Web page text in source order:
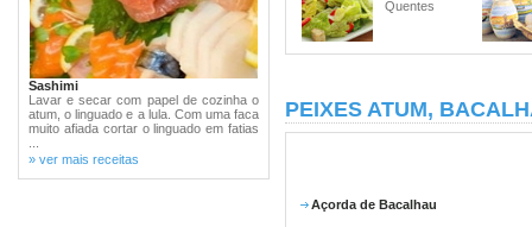
Sashimi
Lavar e secar com papel de cozinha o
atum, o linguado e a lula. Com uma faca
muito afiada cortar o linguado em fatias
» ver mais receitas
Quentes
PEIXES ATUM,
Açorda de Bacalhau